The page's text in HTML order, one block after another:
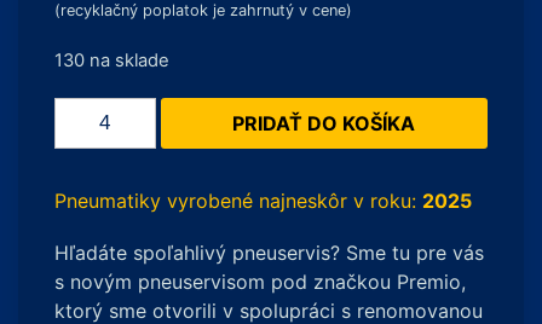
(recyklačný poplatok je zahrnutý v cene)
130 na sklade
množstvo
4
R15
88T
PRIDAŤ DO KOŠÍKA
Pneumatiky vyrobené najneskôr v roku: 2025
Hľadáte spoľahlivý pneuservis? Sme tu pre vás
s novým pneuservisom pod značkou Premio,
ktorý sme otvorili v spolupráci s renomovanou